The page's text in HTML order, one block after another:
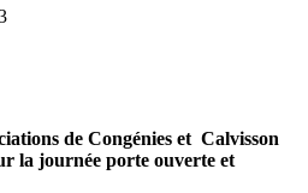
de Congénies et Calvisson
la journée porte ouverte et